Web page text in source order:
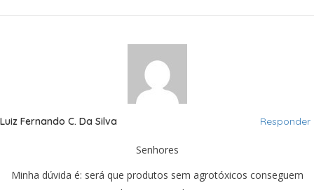
Luiz Fernando C. Da Silva Responder
Senhores
Minha dúvida é: será que produtos sem agrotóxicos conseguem